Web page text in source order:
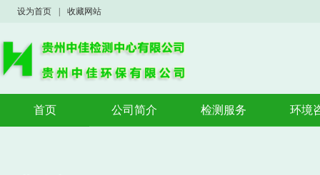
设为首页 收藏网站
首页 公司简介 检测服务 环境